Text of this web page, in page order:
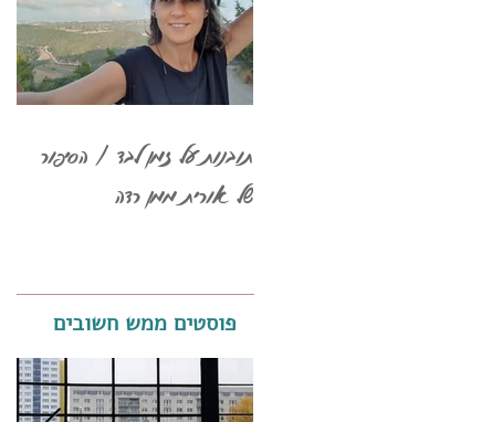
תובנות על זמן לבד / הסיפור
של אורית ממן רדה
פוסטים ממש חשובים